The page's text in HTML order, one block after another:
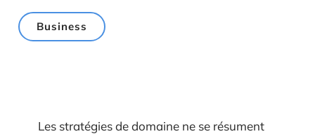
Business
Les stratégies de domaine ne se résument